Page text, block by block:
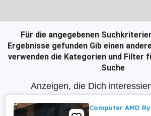
Für die angegebenen
Ergebnisse gefunden Gib einen
verwenden die Kategorien und Filter
Suche
Anzeigen, die Dich
Computer AMD